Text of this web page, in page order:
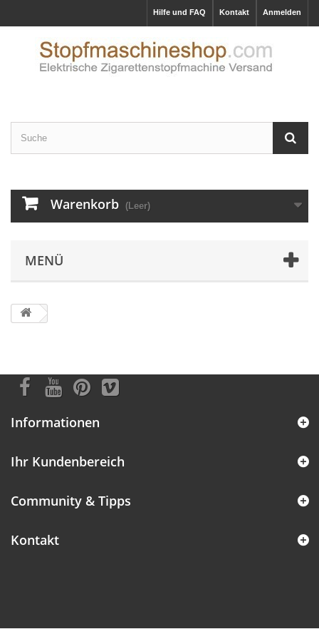
Anmelden
Kontakt
Hilfe und FAQ
Warenkorb (Leer)
MENÜ
Informationen
Ihr Kundenbereich
Community & Tipps
Kontakt